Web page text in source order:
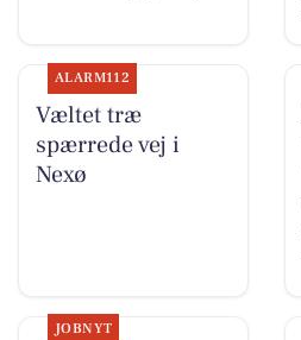
ALARM112
Væltet træ
spærrede vej i
Nexø
JOBNYT